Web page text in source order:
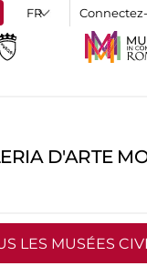
D'ARTE
LES MUSÉES